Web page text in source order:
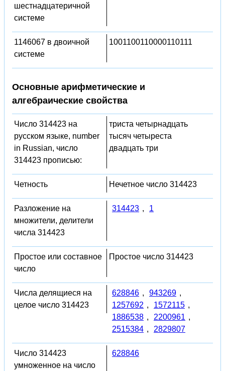
шестнадцатеричной
системе
1146067 в двоичной
системе
1001100110000110111
Основные арифметические и
алгебраические свойства
Число 314423 на
русском языке, number
in Russian, число
314423 прописью:
триста четырнадцать
тысяч четыреста
двадцать три
Четность Нечетное число 314423
Разложение на
множители, делители
числа 314423
314423 , 1
Простое или составное
число
Простое число 314423
Числа делящиеся на
целое число 314423
628846 , 943269 ,
1257692 , 1572115 ,
1886538 , 2200961 ,
2515384 , 2829807
Число 314423
умноженное на число
628846